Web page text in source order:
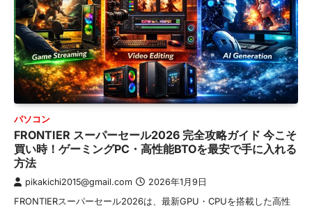
パソコン
FRONTIER スーパーセール2026 完全攻略ガイド 今こそ
買い時！ゲーミングPC・高性能BTOを最安で手に入れる
方法
pikakichi2015@gmail.com 2026年1月9日
FRONTIERスーパーセール2026は、最新GPU・CPUを搭載した高性